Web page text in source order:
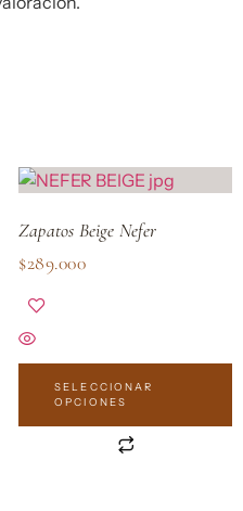
Zapatos Beige Nefer
$289.000
SELECCIONAR
OPCIONES